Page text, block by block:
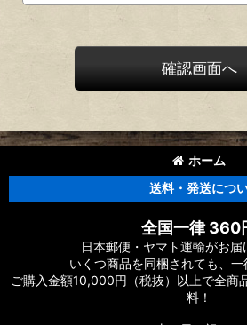
確認画面へ
ホーム
送料・発送につ
全国一律 360
日本郵便・ヤマト運輸がお届
いくつ商品を同梱されても、一
ご購入金額10,000円（税抜）以上で全商
料！